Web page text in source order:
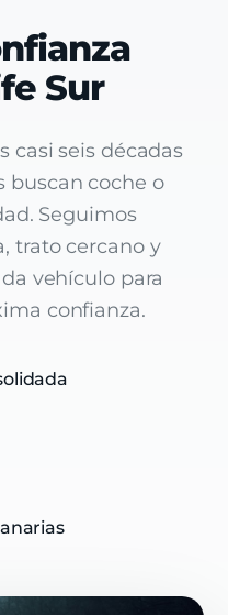
Sur
casi seis décadas
buscan coche o
Seguimos
trato cercano y
vehículo para
confianza.